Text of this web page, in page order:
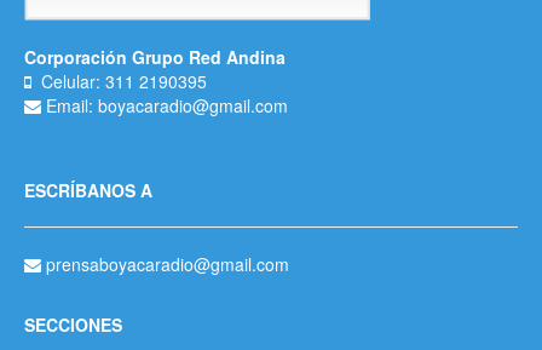
Corporación Grupo Red Andina
Celular: 311 2190395
Email: boyacaradio@gmail.com
ESCRÍBANOS A
prensaboyacaradio@gmail.com
SECCIONES